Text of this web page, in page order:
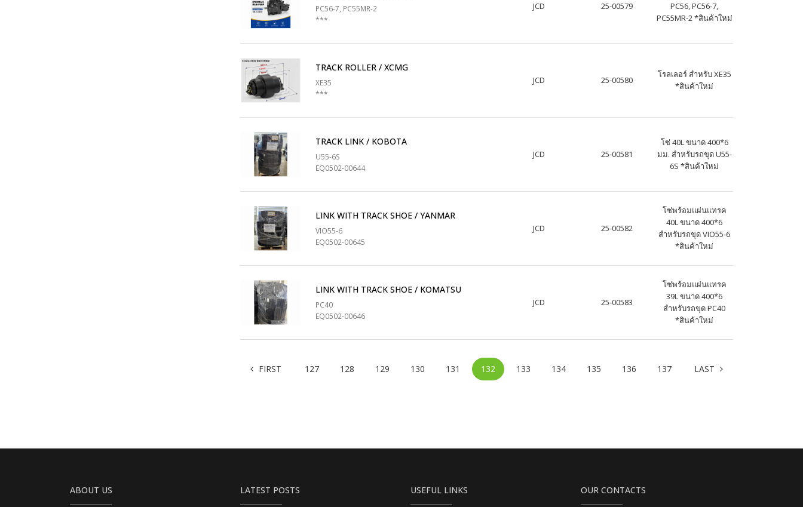
PC56-7, PC55MR-2
***
JCD 25-00579
PC56, PC56-7,
PC55MR-2 *สินค้าใหม่
TRACK ROLLER / XCMG
XE35
***
JCD 25-00580
โรลเลอร์ สำหรับ XE35
*สินค้าใหม่
TRACK LINK / KOBOTA
U55-6S
EQ0502-00644
JCD 25-00581
โซ่ 40L ขนาด 400*6
มม. สำหรับรถขุด U55-
6S *สินค้าใหม่
LINK WITH TRACK SHOE / YANMAR
VIO55-6
EQ0502-00645
JCD 25-00582
โซ่พร้อมแผ่นแทรค
40L ขนาด 400*6
สำหรับรถขุด VIO55-6
*สินค้าใหม่
LINK WITH TRACK SHOE / KOMATSU
PC40
EQ0502-00646
JCD 25-00583
โซ่พร้อมแผ่นแทรค
39L ขนาด 400*6
สำหรับรถขุด PC40
*สินค้าใหม่
FIRSTPrevious
127 128 129 130 131 132 133 134 135 136 137 LAST Next
ABOUT US LATEST POSTS USEFUL LINKS OUR CONTACTS